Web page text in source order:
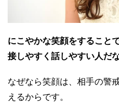
にこやかな笑顔をすること
接しやすく話しやすい人だ
なぜなら笑顔は、相手の警
えるからです。